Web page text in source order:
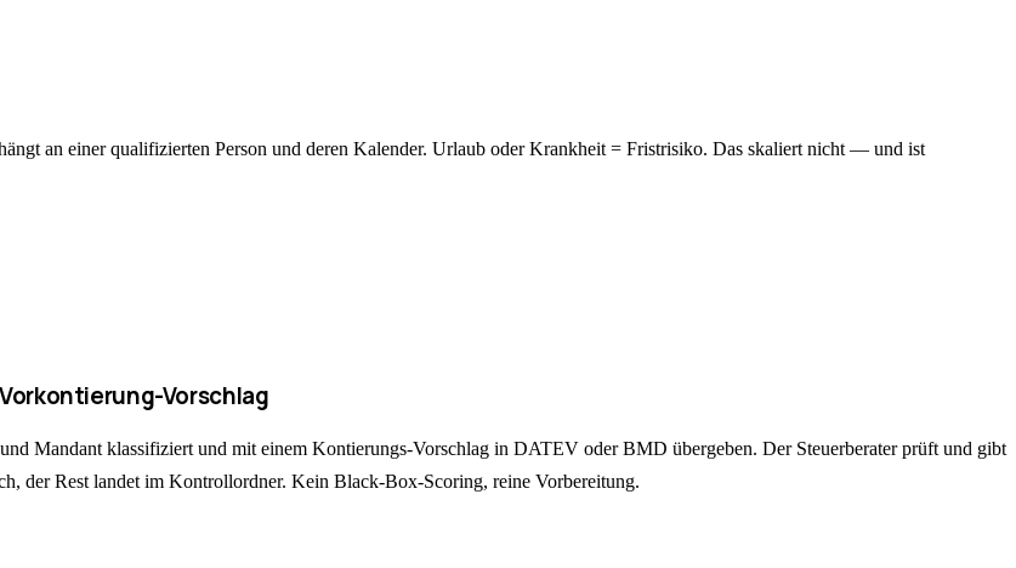
an einer qualifizierten Person und deren Kalender. Urlaub oder Krankheit = Fristrisiko. Das skaliert nicht — und ist
Vorschlag
Mandant klassifiziert und mit einem Kontierungs-Vorschlag in DATEV oder BMD übergeben. Der Steuerberater prüft und gibt
der Rest landet im Kontrollordner. Kein Black-Box-Scoring, reine Vorbereitung.